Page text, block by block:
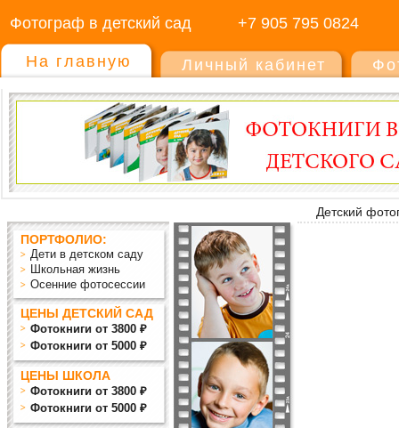
Фотограф в детский сад +7 905 795 0824
На главную Личный кабинет
Детский
ПОРТФОЛИО:
Дети в детском саду
Школьная жизнь
Осенние фотосессии
ЦЕНЫ ДЕТСКИЙ САД
Фотокниги от 3800 ₽
Фотокниги от 5000 ₽
ЦЕНЫ ШКОЛА
Фотокниги от 3800 ₽
Фотокниги от 5000 ₽